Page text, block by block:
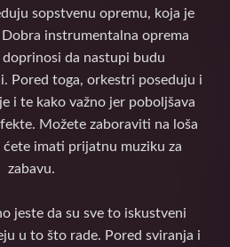
sopstvenu opremu, koja je
instrumentalna oprema
doprinosi da nastupi budu
Pored toga, orkestri poseduju i
i te kako važno jer poboljšava
Možete zaboraviti na loša
ćete imati prijatnu muziku za
zabavu.
jeste da su sve to iskustveni
u to što rade. Pored sviranja i